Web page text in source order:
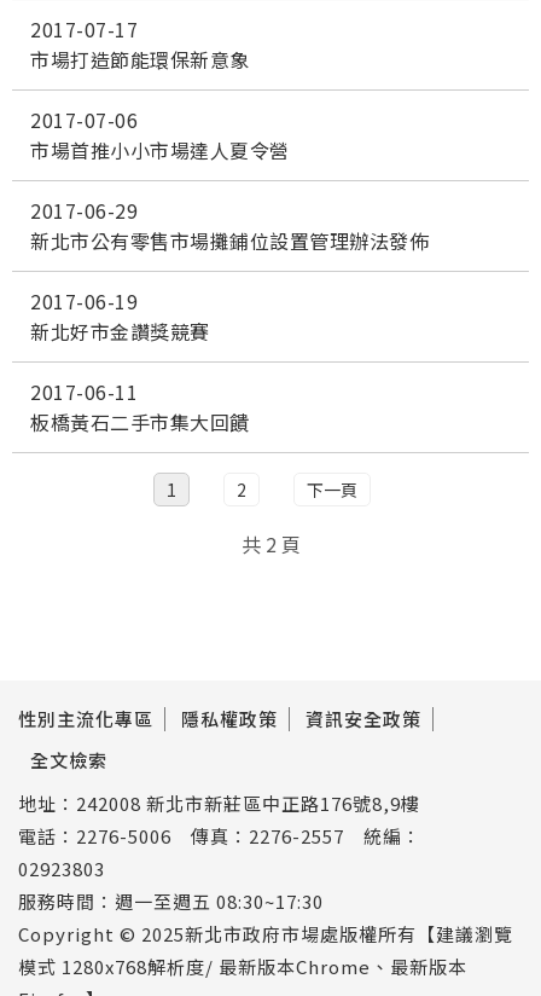
2017-07-17
市場打造節能環保新意象
2017-07-06
市場首推小小市場達人夏令營
2017-06-29
新北市公有零售市場攤鋪位設置管理辦法發佈
2017-06-19
新北好市金讚獎競賽
2017-06-11
板橋黃石二手市集大回饋
1 2 下一頁
共 2 頁
性別主流化專區 隱私權政策
資訊安全政策
全文檢索
地址：242008 新北市新莊區中正路176號8,9樓
電話：2276-5006 傳真：2276-2557 統編：
02923803
服務時間：週一至週五 08:30~17:30
Copyright © 2025新北市政府市場處版權所有【建議瀏覽
模式 1280x768解析度/ 最新版本Chrome、最新版本